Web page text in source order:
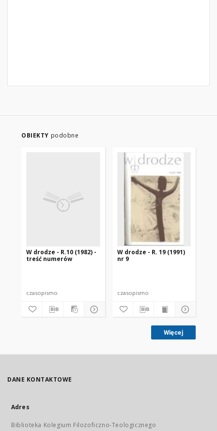
OBIEKTY podobne
W drodze - R.10 (1982) -
treść numerów
czasopismo
W drodze - R. 19 (1991)
nr 9
czasopismo
Więcej
DANE KONTAKTOWE
Adres
Biblioteka Kolegium Filozoficzno-Teologicznego